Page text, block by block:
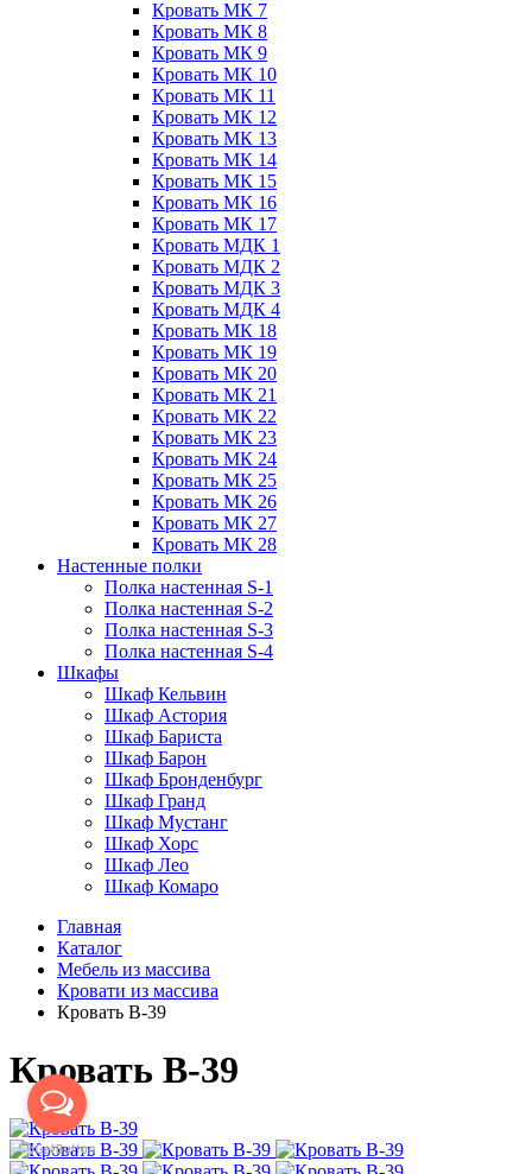
Кровать МК 7
Кровать МК 8
Кровать МК 9
Кровать МК 10
Кровать МК 11
Кровать МК 12
Кровать МК 13
Кровать МК 14
Кровать МК 15
Кровать МК 16
Кровать МК 17
Кровать МДК 1
Кровать МДК 2
Кровать МДК 3
Кровать МДК 4
Кровать МК 18
Кровать МК 19
Кровать МК 20
Кровать МК 21
Кровать МК 22
Кровать МК 23
Кровать МК 24
Кровать МК 25
Кровать МК 26
Кровать МК 27
Кровать МК 28
Настенные полки
Полка настенная S-1
Полка настенная S-2
Полка настенная S-3
Полка настенная S-4
Шкафы
Шкаф Кельвин
Шкаф Астория
Шкаф Бариста
Шкаф Барон
Шкаф Бронденбург
Шкаф Гранд
Шкаф Мустанг
Шкаф Хорс
Шкаф Лео
Шкаф Комаро
Главная
Каталог
Мебель из массива
Кровати из массива
Кровать В-39
Кровать В-39